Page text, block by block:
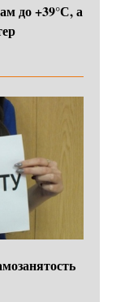
до +39°С, а